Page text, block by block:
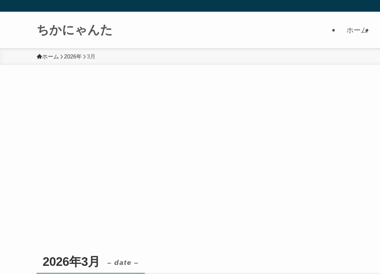
ちかにゃんた ホーム
ホーム 2026年 3月
2026年3月 – date –